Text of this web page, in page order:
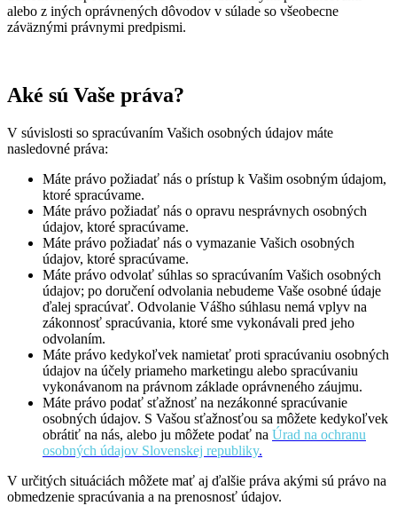
alebo z iných oprávnených dôvodov v súlade so všeobecne
záväznými právnymi predpismi.
Aké sú Vaše práva?
V súvislosti so spracúvaním Vašich osobných údajov máte
nasledovné práva:
Máte právo požiadať nás o prístup k Vašim osobným údajom,
ktoré spracúvame.
Máte právo požiadať nás o opravu nesprávnych osobných
údajov, ktoré spracúvame.
Máte právo požiadať nás o vymazanie Vašich osobných
údajov, ktoré spracúvame.
Máte právo odvolať súhlas so spracúvaním Vašich osobných
údajov; po doručení odvolania nebudeme Vaše osobné údaje
ďalej spracúvať. Odvolanie Vášho súhlasu nemá vplyv na
zákonnosť spracúvania, ktoré sme vykonávali pred jeho
odvolaním.
Máte právo kedykoľvek namietať proti spracúvaniu osobných
údajov na účely priameho marketingu alebo spracúvaniu
vykonávanom na právnom základe oprávneného záujmu.
Máte právo podať sťažnosť na nezákonné spracúvanie
osobných údajov. S Vašou sťažnosťou sa môžete kedykoľvek
obrátiť na nás, alebo ju môžete podať na Úrad na ochranu
osobných údajov Slovenskej republiky.
V určitých situáciách môžete mať aj ďalšie práva akými sú právo na
obmedzenie spracúvania a na prenosnosť údajov.